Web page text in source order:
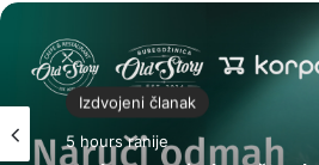
Izdvojeni članak
5 hours ranije